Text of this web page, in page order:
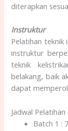
diterapkan
Instruktur
Pelatihan
instruktur
teknik
belakang, baik
dapat
Jadwal
Batch 1 :